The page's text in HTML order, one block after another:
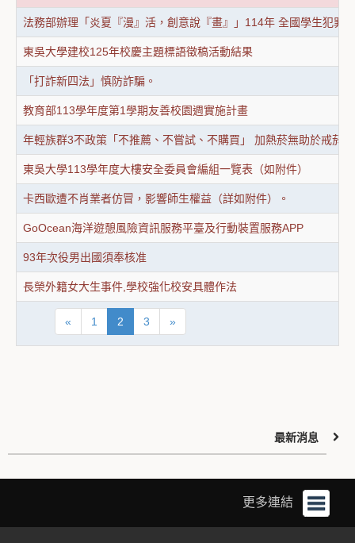
法務部辦理「炎夏『漫』活，創意說『畫』」114年 全國學生犯罪
東吳大學建校125年校慶主題標語徵稿活動結果
「打詐新四法」慎防詐騙。
教育部113學年度第1學期友善校園週實施計畫
年輕族群3不政策「不推薦、不嘗試、不購買」 加熱菸無助於戒菸
東吳大學113學年度大樓安全委員會編組一覽表（如附件）
卡西歐遭不肖業者仿冒，影響師生權益（詳如附件）。
GoOcean海洋遊憩風險資訊服務平臺及行動裝置服務APP
93年次役男出國須奉核准
長榮外籍女大生事件,學校強化校安具體作法
« 1 2 3 »
最新消息
更多連結